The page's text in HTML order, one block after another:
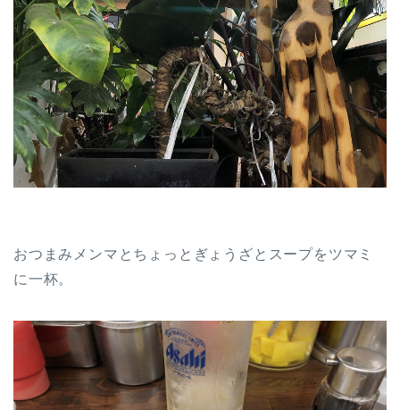
おつまみメンマとちょっとぎょうざとスープをツマミ
に一杯。